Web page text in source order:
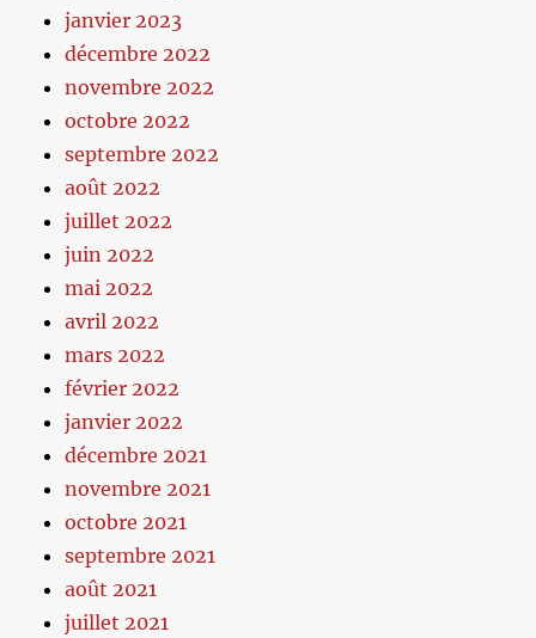
janvier 2023
décembre 2022
novembre 2022
octobre 2022
septembre 2022
août 2022
juillet 2022
juin 2022
mai 2022
avril 2022
mars 2022
février 2022
janvier 2022
décembre 2021
novembre 2021
octobre 2021
septembre 2021
août 2021
juillet 2021